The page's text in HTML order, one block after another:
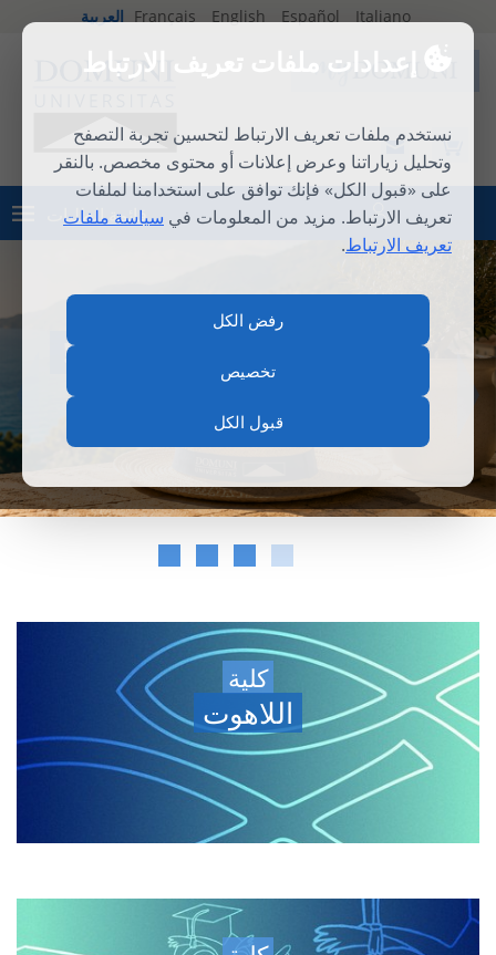
إعدادات ملفات تعريف الارتباط
نستخدم ملفات تعريف الارتباط لتحسين تجربة التصفح
وتحليل زياراتنا وعرض إعلانات أو محتوى مخصص. بالنقر
على «قبول الكل» فإنك توافق على استخدامنا لملفات
تعريف الارتباط. مزيد من المعلومات في سياسة ملفات
تعريف الارتباط.
رفض الكل
تخصيص
قبول الكل
Français English Español Italiano العربية
قائمة الطلبات تسجيل الدخول
كلية
اللاهوت